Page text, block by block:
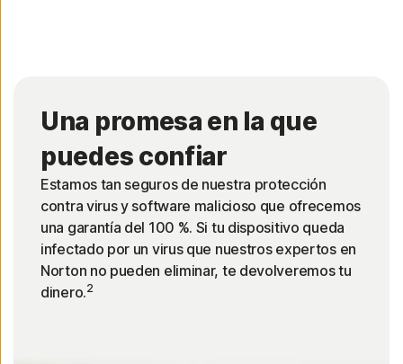
Una promesa en la que
puedes confiar
Estamos tan seguros de nuestra protección
contra virus y software malicioso que ofrecemos
una garantía del 100 %. Si tu dispositivo queda
infectado por un virus que nuestros expertos en
Norton no pueden eliminar, te devolveremos tu
dinero.2